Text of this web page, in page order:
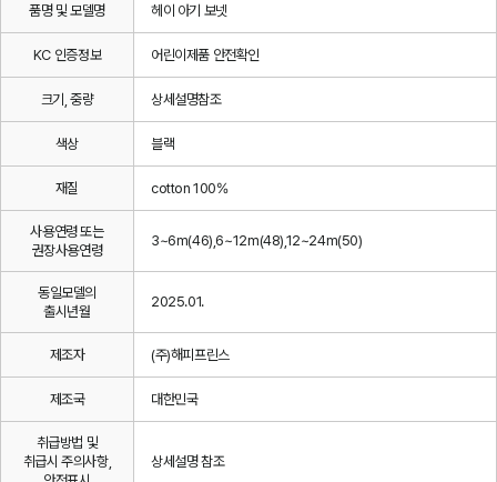
품명 및 모델명 헤이 아기 보넷
KC 인증정보 어린이제품 안전확인
크기, 중량 상세설명참조
색상 블랙
재질 cotton 100%
사용연령 또는
권장사용연령
3~6m(46),6~12m(48),12~24m(50)
동일모델의
출시년월
2025.01.
제조자 (주)해피프린스
제조국 대한민국
취급방법 및
취급시 주의사항,
상세설명 참조